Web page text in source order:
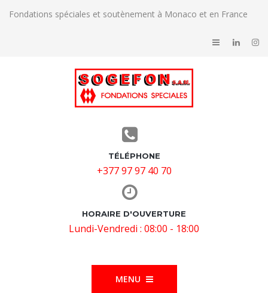
Fondations spéciales et soutènement à Monaco et en France
TÉLÉPHONE
+377 97 97 40 70
HORAIRE D'OUVERTURE
Lundi-Vendredi : 08:00 - 18:00
MENU